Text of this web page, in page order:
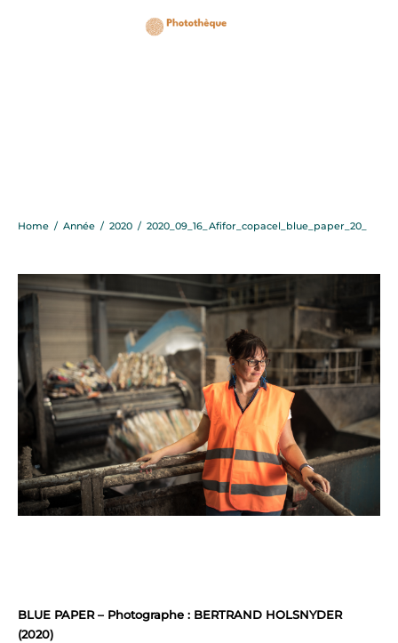
Home / Année / 2020 / 2020_09_16_Afifor_copacel_blue_paper_20_
BLUE PAPER – Photographe : BERTRAND HOLSNYDER
(2020)